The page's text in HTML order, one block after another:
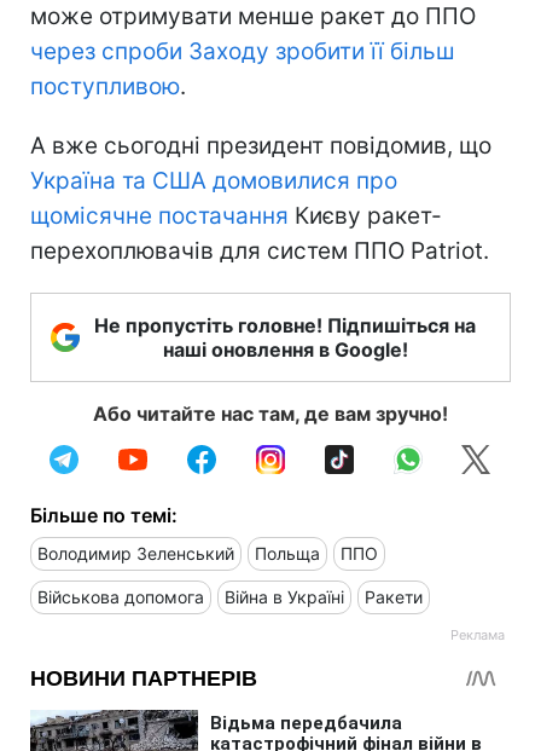
може отримувати менше ракет до ППО
через спроби Заходу зробити її більш
поступливою.
А вже сьогодні президент повідомив, що
Україна та США домовилися про
щомісячне постачання Києву ракет-
перехоплювачів для систем ППО Patriot.
Не пропустіть головне! Підпишіться на
наші оновлення в Google!
Або читайте нас там, де вам зручно!
Більше по темі:
Володимир Зеленський Польща ППО
Військова допомога Війна в Україні Ракети